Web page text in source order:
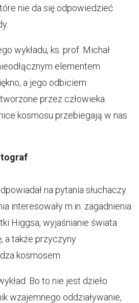
nie da się odpowiedzieć
wykładu, ks. prof. Michał
elementem
a jego odbiciem
przez człowieka.
kosmosu przebiegają w nas
na pytania słuchaczy.
interesowały m.in. zagadnienia
Higgsa, wyjaśnianie świata
a także przyczyny
kosmosem.
Bo to nie jest dzieło
wzajemnego oddziaływanie,